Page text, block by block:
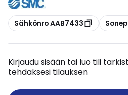
Kopioi
Sähkönro AAB7433 Kopioi
Kirjaudu sisään tai luo tili
tehdäksesi tilauksen